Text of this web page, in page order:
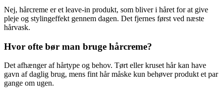
Nej, hårcreme er et leave-in produkt, som bliver i håret for at give
pleje og stylingeffekt gennem dagen. Det fjernes først ved næste
hårvask.
Hvor ofte bør man bruge hårcreme?
Det afhænger af hårtype og behov. Tørt eller kruset hår kan have
gavn af daglig brug, mens fint hår måske kun behøver produkt et par
gange om ugen.